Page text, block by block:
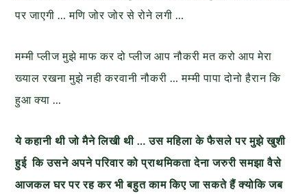
पर जाएगी … मणि जोर जोर से रोने लगी …
मम्मी प्लीज मुझे माफ कर दो प्लीज आप नौकरी मत करो आप मेरा
ख्याल रखना मुझे नही करवानी नौकरी … मम्मी पापा दोनो हैरान कि
हुआ क्या …
ये कहानी थी जो मैने लिखी थी … उस महिला के फैसले पर मुझे खुशी
हुई कि उसने अपने परिवार को प्राथमिकता देना जरुरी समझा वैसे
आजकल घर पर रह कर भी बहुत काम किए जा सकते हैं क्योकि जब